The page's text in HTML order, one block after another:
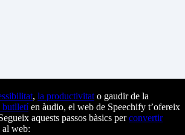
, la productivitat o gaudir de la
butlletíen àudio, el web de Speechify t’ofereix
aquests passos bàsics perconvertir
al web: